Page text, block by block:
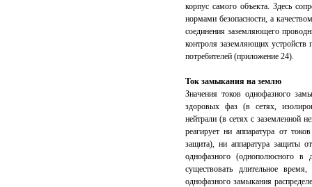
корпус самого объекта. Здесь
нормами безопасности, а
соединения заземляющего
контроля заземляющих устройств
потребителей (приложение 24).
Ток замыкания на землю
Значения токов однофазного
здоровых фаз (в сетях,
нейтрали (в сетях с заземленной
реагирует ни аппаратура от
защита), ни аппаратура защиты
однофазного (однополюсного
существовать длительное
однофазного замыкания